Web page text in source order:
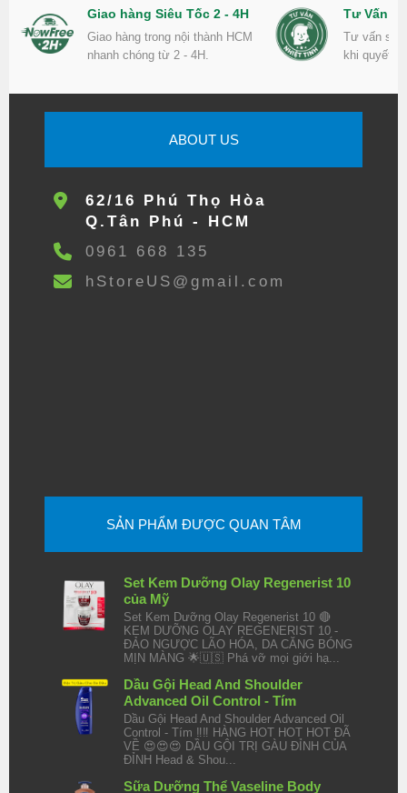
Giao hàng Siêu Tốc 2 - 4H
Giao hàng trong nội thành HCM
nhanh chóng từ 2 - 4H.
Tư Vấn
Tư vấn
khi quyết
ABOUT US
62/16 Phú Thọ Hòa
Q.Tân Phú - HCM
0961 668 135
hStoreUS@gmail.com
SẢN PHẨM ĐƯỢC QUAN TÂM
Set Kem Dưỡng Olay Regenerist 10
của Mỹ
Set Kem Dưỡng Olay Regenerist 10 🔴
KEM DƯỠNG OLAY REGENERIST 10 -
ĐẢO NGƯỢC LÃO HÓA, DA CĂNG BÓNG
MỊN MÀNG 🌟🇺🇸 Phá vỡ mọi giới hạ...
Dầu Gội Head And Shoulder
Advanced Oil Control - Tím
Dầu Gội Head And Shoulder Advanced Oil
Control - Tím ‼️‼️ HÀNG HOT HOT HOT ĐÃ
VỀ 😍😍😍 DẦU GỘI TRỊ GÀU ĐỈNH CỦA
ĐỈNH Head & Shou...
Sữa Dưỡng Thể Vaseline Body